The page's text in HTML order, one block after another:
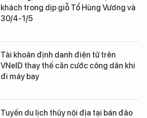
khách trong dịp giỗ Tổ Hùng Vương và
30/4-1/5
Tài khoản định danh điện tử trên
VNeID thay thế căn cước công dân khi
đi máy bay
Tuyến du lịch thủy nội địa tại bán đảo